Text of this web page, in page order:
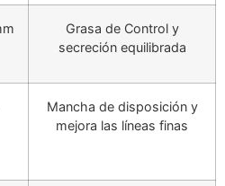
Grasa de Control y
secreción equilibrada
Mancha de disposición y
mejora las líneas finas